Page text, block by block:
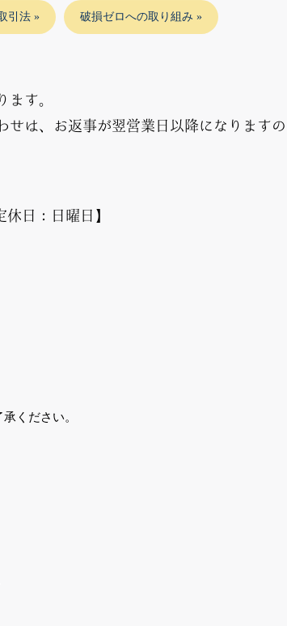
引法 破損ゼロへの取り組み
ます。
は、お返事が翌営業日以降になります
日：日曜日】
ください。